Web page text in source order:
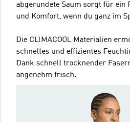
abgerundete Saum sorgt für ein
und Komfort, wenn du ganz im
Die CLIMACOOL Materialien
schnelles und effizientes
Dank schnell trocknender
angenehm frisch.